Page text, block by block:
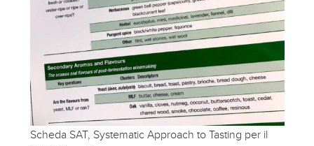
Scheda SAT, Systematic Approach to Tasting per il